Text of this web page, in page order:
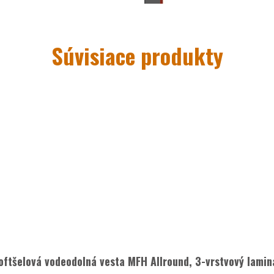
Súvisiace produkty
vodeodolná vesta MFH Allround, 3-vrstvový